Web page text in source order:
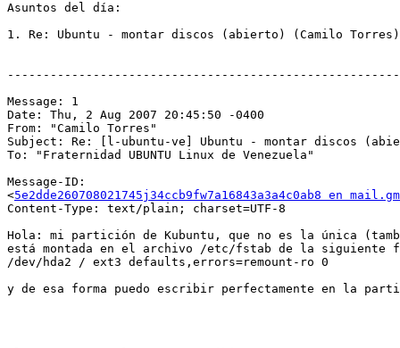
Asuntos del día:
1. Re: Ubuntu - montar discos (abierto) (Camilo Torres)
Message: 1
Date: Thu, 2 Aug 2007 20:45:50 -0400
From: "Camilo Torres"
Subject: Re: [l-ubuntu-ve] Ubuntu - montar discos
To: "Fraternidad UBUNTU Linux de Venezuela"
Message-ID:
<5e2dde260708021745j34ccb9fw7a16843a3a4c0ab8 en
Content-Type: text/plain; charset=UTF-8
Hola: mi partición de Kubuntu, que no es la única
está montada en el archivo /etc/fstab de la siguiente
/dev/hda2 / ext3 defaults,errors=remount-ro 0
y de esa forma puedo escribir perfectamente en la